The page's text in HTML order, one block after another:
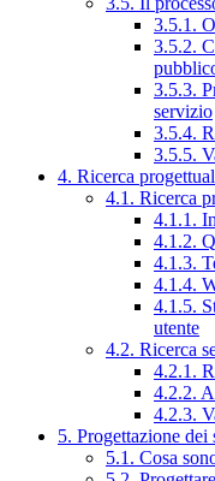
3.5.1.
3.5.2.
3.5.3.
servizio
3.5.4.
3.5.5.
4. Ricerca
4.1. Ricerca
4.1.1.
4.1.2.
4.1.3.
4.1.4.
4.1.5.
utente
4.2. Ricerca
4.2.1.
4.2.2.
4.2.3.
5. Progettazione dei
5.1. Cosa